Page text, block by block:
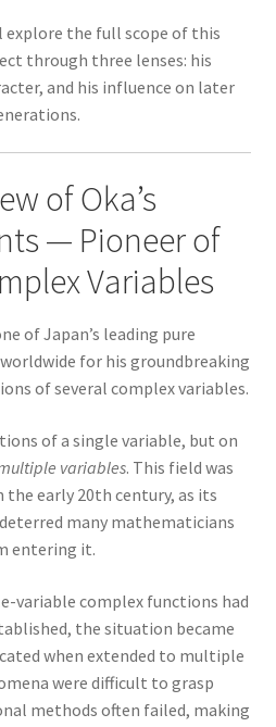
実験で微細な力を考察】
関を改良しフライフォイ
を発明】
・C・シャルル
定式化｜水素の気球で有
連の物理学者のご紹介
学で有名です】
フ・ブラック
年4月16日 – 1799年12月6
the full scope of this
through three lenses: his
and his influence on later
of Oka’s
— Pioneer of
Variables
of Japan’s leading pure
for his groundbreaking
of several complex variables.
of a single variable, but on
variables. This field was
the early 20th century, as its
many mathematicians
entering it.
variable complex functions had
the situation became
when extended to multiple
were difficult to grasp
methods often failed, making